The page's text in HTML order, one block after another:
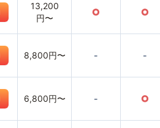
13,200
円〜
○ ○
8,800円〜 - -
6,800円〜 - ○